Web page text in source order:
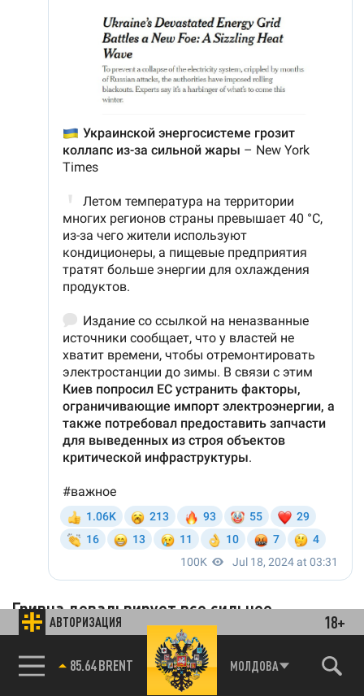
АВТОРИЗАЦИЯ 18+
85.64 BRENT МОЛДОВА
Гривна девальвирует все сильнее
Евро уже выше 45 Нацбанк продолжает
планомерно ослаблять курс гривны. 17 июля,
по итогам торгов на межбанке он провел